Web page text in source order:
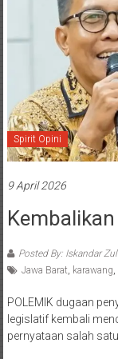
Spirit Opini
9 April 2026
Posted By: Iskandar
Jawa Barat, karawang,
POLEMIK dugaan
legislatif kembali
pernyataan salah